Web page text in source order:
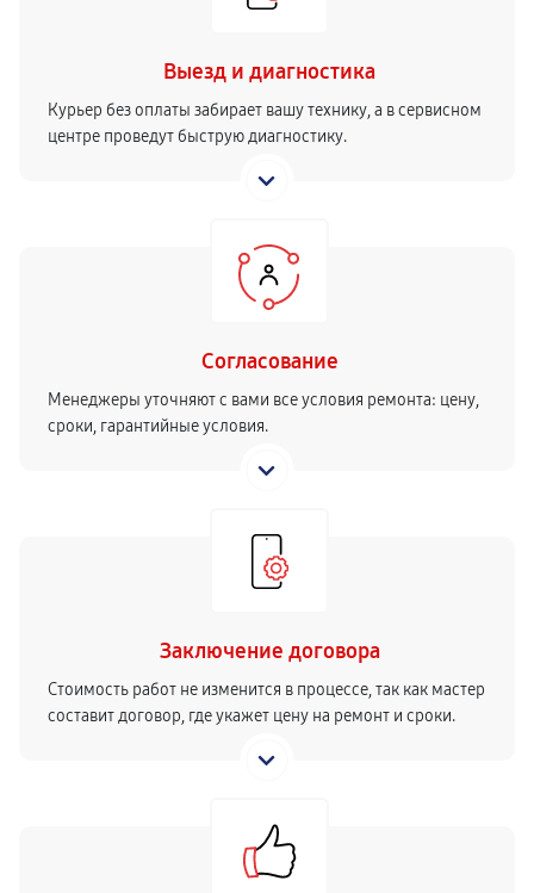
Выезд и диагностика
Курьер без оплаты забирает вашу технику, а в сервисном
центре проведут быструю диагностику.
Согласование
Менеджеры уточняют с вами все условия ремонта: цену,
сроки, гарантийные условия.
Заключение договора
Стоимость работ не изменится в процессе, так как мастер
составит договор, где укажет цену на ремонт и сроки.